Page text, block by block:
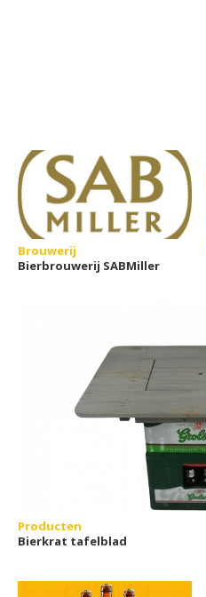
Brouwerij
Bierbrouwerij SABMiller
Producten
Bierkrat tafelblad